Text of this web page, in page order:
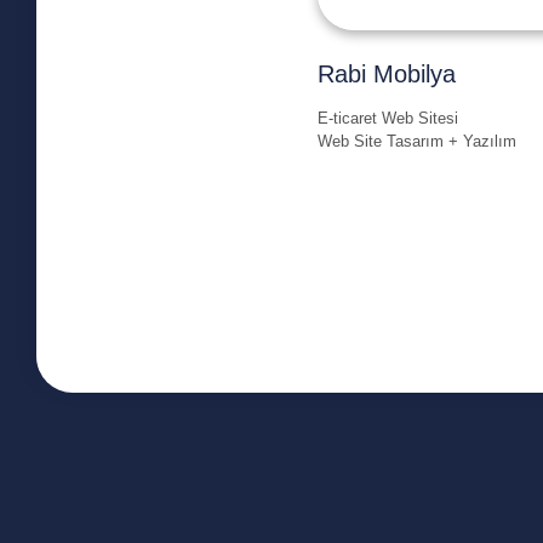
Rabi Mobilya
E-ticaret Web Sitesi
Web Site Tasarım + Yazılım